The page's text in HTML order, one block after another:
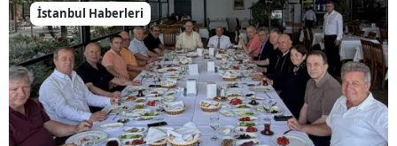
İstanbul Haberleri